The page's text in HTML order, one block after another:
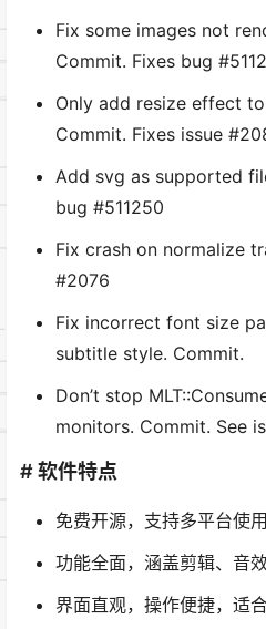
Fix some images not
Commit. Fixes bug
Only add resize effect
Commit. Fixes issue
Add svg as supported
bug #511250
Fix crash on normalize
#2076
Fix incorrect font size
subtitle style. Commit.
Don’t stop
monitors. Commit. See
# 软件特点
免费开源，支持多平台使用
功能全面，涵盖剪辑、音
界面直观，操作便捷，适